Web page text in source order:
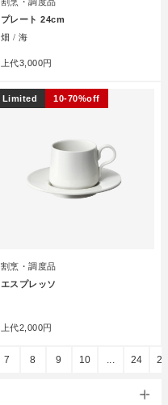
プレート 24cm
畑 / 海
上代3,000円
割烹・調度品
エスプレッソ
上代2,000円
Limited 10-70%off
7 8 9 10 ... 24 25